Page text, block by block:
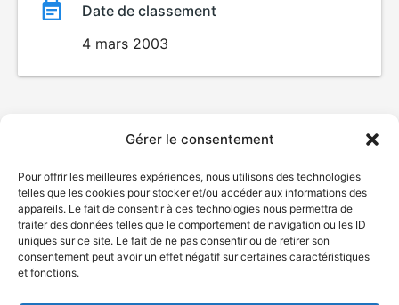
Gérer le consentement
Pour offrir les meilleures expériences, nous utilisons des technologies
telles que les cookies pour stocker et/ou accéder aux informations des
appareils. Le fait de consentir à ces technologies nous permettra de
traiter des données telles que le comportement de navigation ou les ID
uniques sur ce site. Le fait de ne pas consentir ou de retirer son
consentement peut avoir un effet négatif sur certaines caractéristiques
et fonctions.
Date de classement
4 mars 2003